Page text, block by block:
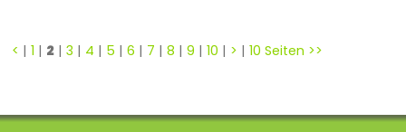
< | 1 | 2| 3 | 4 | 5 | 6 | 7 | 8 | 9 | 10 | > | 10 Seiten >>